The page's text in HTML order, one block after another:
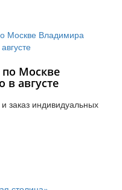
Москве
в августе
заказ индивидуальных